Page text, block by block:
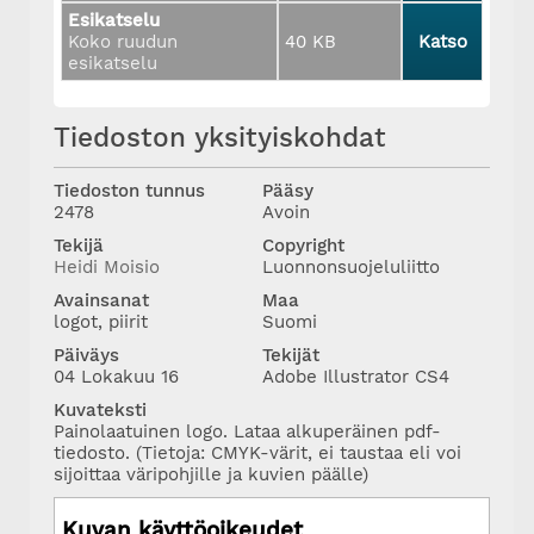
Esikatselu
Koko ruudun
esikatselu
40 KB Katso
Tiedoston yksityiskohdat
Tiedoston tunnus
2478
Pääsy
Avoin
Tekijä
Heidi Moisio
Copyright
Luonnonsuojeluliitto
Avainsanat
logot, piirit
Maa
Suomi
Päiväys
04 Lokakuu 16
Tekijät
Adobe Illustrator CS4
Kuvateksti
Painolaatuinen logo. Lataa alkuperäinen pdf-
tiedosto. (Tietoja: CMYK-värit, ei taustaa eli voi
sijoittaa väripohjille ja kuvien päälle)